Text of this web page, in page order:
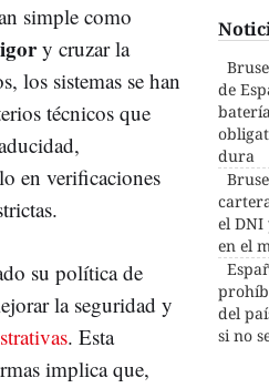
de
dura
el
en el
del
si no
simple como
y cruzar la
los sistemas se han
técnicos que
en verificaciones
su política de
la seguridad y
. Esta
implica que,